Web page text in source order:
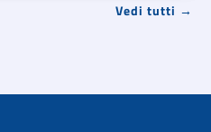
Vedi tutti →